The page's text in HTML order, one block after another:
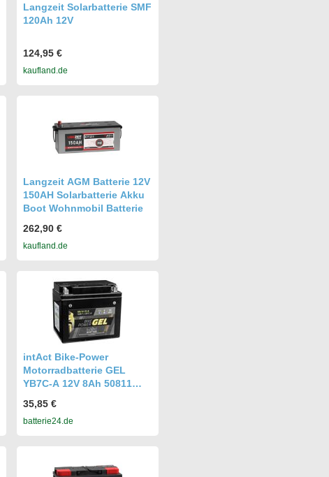
Langzeit Solarbatterie SMF
120Ah 12V
124,95 €
kaufland.de
Langzeit AGM Batterie 12V
150AH Solarbatterie Akku
Boot Wohnmobil Batterie
262,90 €
kaufland.de
intAct Bike-Power
Motorradbatterie GEL
YB7C-A 12V 8Ah 50811
35,85 €
batterie24.de